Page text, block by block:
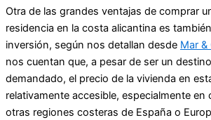
Otra de las grandes ventajas de comprar
residencia en la costa alicantina es
inversión, según nos detallan desde Mar
nos cuentan que, a pesar de ser un
demandado, el precio de la vivienda en
relativamente accesible, especialmente en
otras regiones costeras de España o